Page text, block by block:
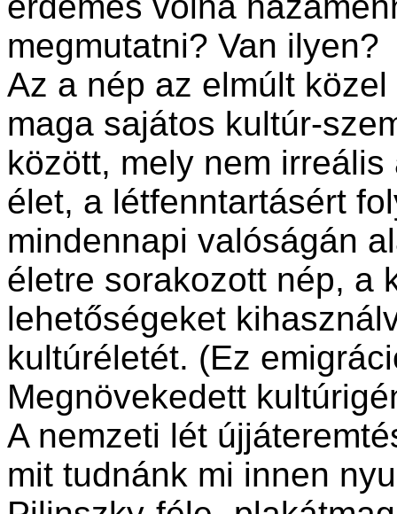
megmutatni? Van ilyen?
Az a nép az elmúlt
maga sajátos kultúr-
között, mely nem
élet, a létfenntartásért
mindennapi valóságán
életre sorakozott nép, a
lehetőségeket
kultúréletét. (Ez
Megnövekedett
A nemzeti lét
mit tudnánk mi innen